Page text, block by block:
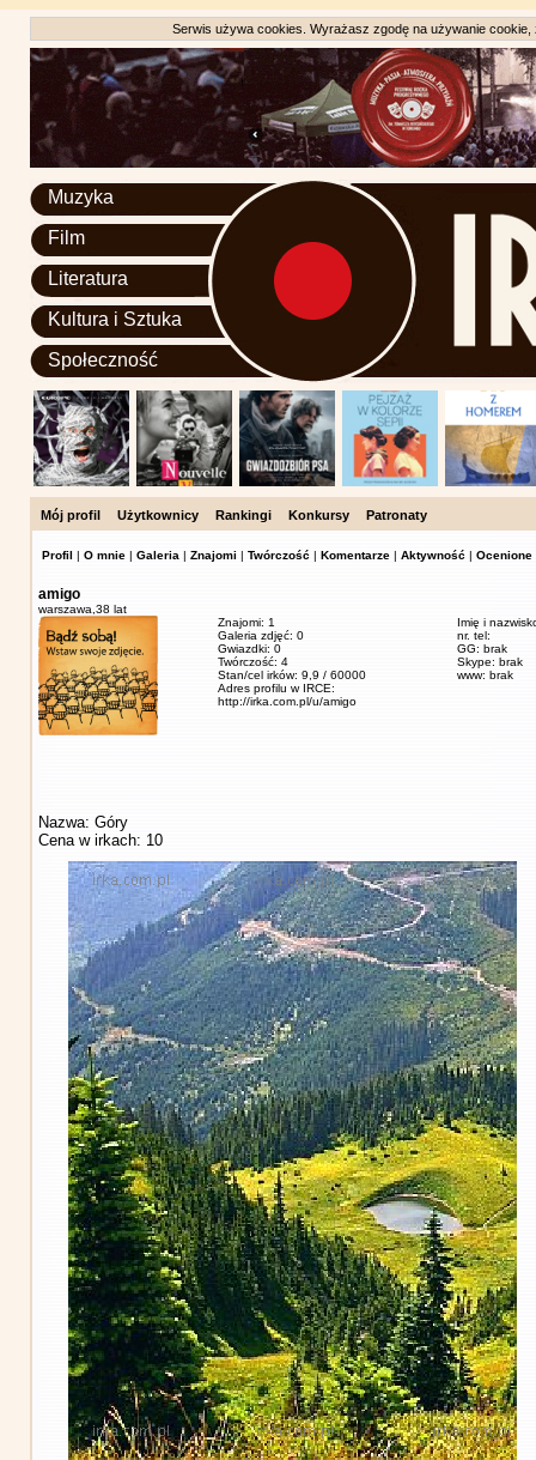
Serwis używa cookies. Wyrażasz zgodę na używanie
Muzyka
Film
Literatura
Kultura i Sztuka
Społeczność
Mój profil Użytkownicy Rankingi Konkursy Patronaty
Profil | O mnie | Galeria | Znajomi | Twórczość | Komentarze | Aktywność | Ocenione
amigo
warszawa, 38 lat
Znajomi: 1
Galeria zdjęć: 0
Gwiazdki: 0
Twórczość: 4
Stan/cel irków: 9,9 / 60000
Adres profilu w IRCE:
http://irka.com.pl/u/amigo
Imię i
nr. tel:
GG: brak
Skype: brak
www: brak
Nazwa: Góry
Cena w irkach: 10